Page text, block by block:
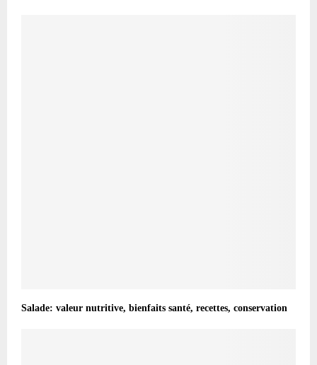
Salade: valeur nutritive, bienfaits santé, recettes, conservation